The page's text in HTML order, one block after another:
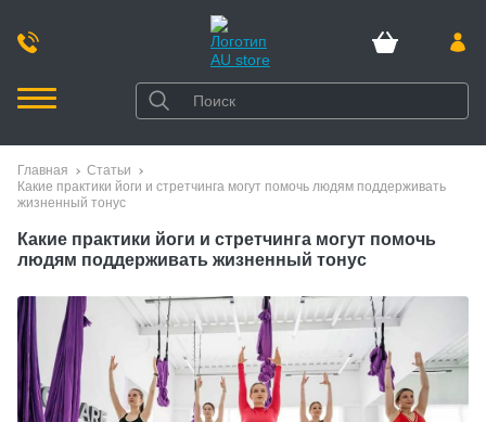
Главная
Статьи
Какие практики йоги и стретчинга могут помочь людям поддерживать
жизненный тонус
Какие практики йоги и стретчинга могут помочь
людям поддерживать жизненный тонус